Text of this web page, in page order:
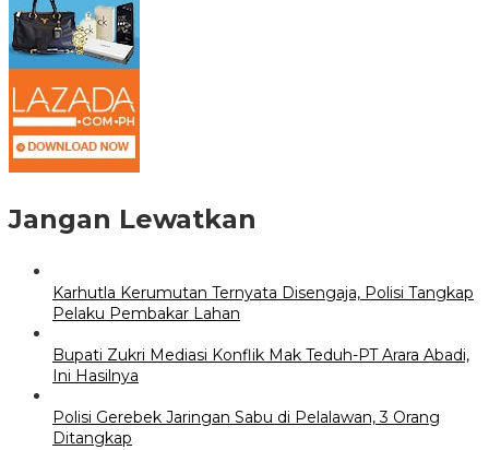
Jangan Lewatkan
Karhutla Kerumutan Ternyata Disengaja, Polisi Tangkap
Pelaku Pembakar Lahan
Bupati Zukri Mediasi Konflik Mak Teduh-PT Arara Abadi,
Ini Hasilnya
Polisi Gerebek Jaringan Sabu di Pelalawan, 3 Orang
Ditangkap